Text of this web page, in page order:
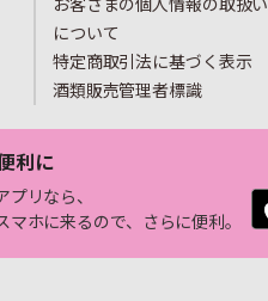
お客さまの個人情報の取扱い
について
特定商取引法に基づく表示
酒類販売管理者標識
利に
リなら、
マホに来るので、さらに便利。